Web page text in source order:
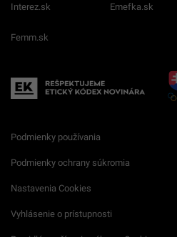
Interez.sk Emefka.sk
Femm.sk
Podmienky používania
Podmienky ochrany súkromia
Nastavenia Cookies
Vyhlásenie o prístupnosti